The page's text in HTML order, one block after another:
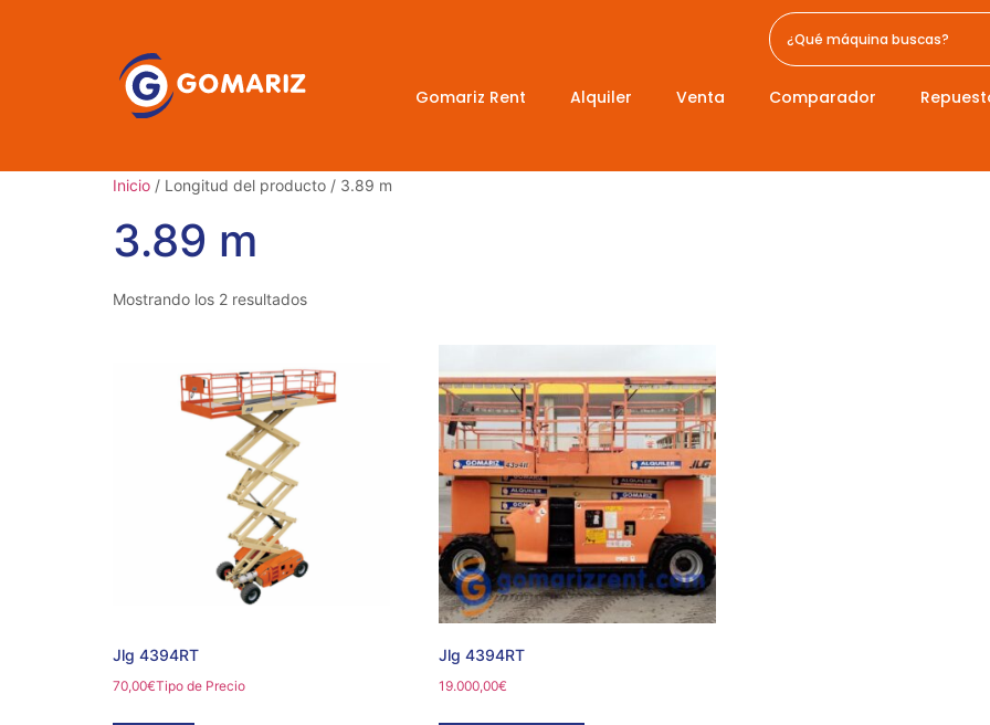
Gomariz Rent Alquiler Venta Comparador
Inicio / Longitud del producto / 3.89 m
3.89 m
Mostrando los 2 resultados
Jlg 4394RT
70,00€Tipo de Precio
Jlg 4394RT
19.000,00€